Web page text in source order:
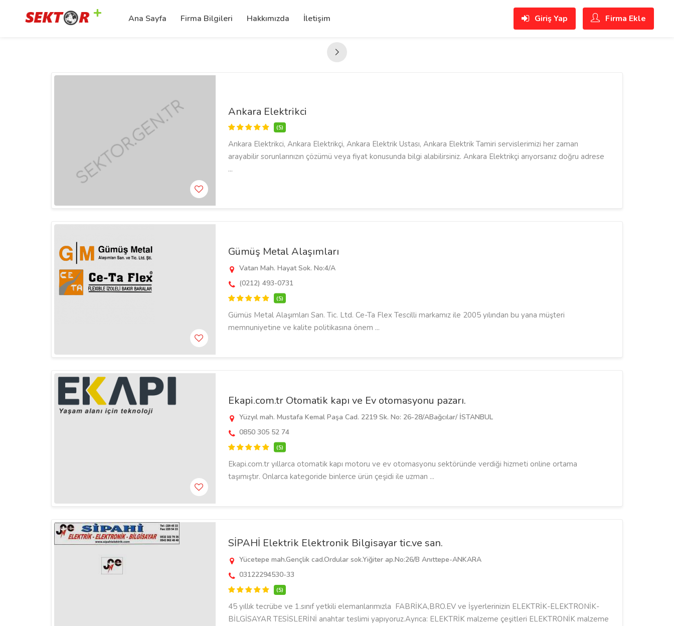
Ana Sayfa Firma Bilgileri Hakkımızda İletişim Giriş Yap Firma Ekle
Ankara Elektrikci
(5)
Ankara Elektrikci, Ankara Elektrikçi, Ankara Elektrik Ustası, Ankara Elektrik Tamiri servislerimizi her zaman
arayabilir sorunlarınızın çözümü veya fiyat konusunda bilgi alabilirsiniz. Ankara Elektrikçi arıyorsanız doğru adrese
...
Gümüş Metal Alaşımları
Vatan Mah. Hayat Sok. No:4/A
(0212) 493-0731
(5)
Gümüs Metal Alaşımları San. Tic. Ltd. Ce-Ta Flex Tescilli markamız ile 2005 yılından bu yana müşteri
memnuniyetine ve kalite politikasına önem ...
Ekapi.com.tr Otomatik kapı ve Ev otomasyonu pazarı.
Yüzyıl mah. Mustafa Kemal Paşa Cad. 2219 Sk. No: 26-28/ABağcılar/ İSTANBUL
0850 305 52 74
(5)
Ekapi.com.tr yıllarca otomatik kapı motoru ve ev otomasyonu sektöründe verdiği hizmeti online ortama
taşımıştır. Onlarca kategoride binlerce ürün çeşidi ile uzman ...
SİPAHİ Elektrik Elektronik Bilgisayar tic.ve san.
Yücetepe mah.Gençlik cad.Ordular sok.Yiğiter ap.No:26/B Anıttepe-ANKARA
03122294530-33
(5)
45 yıllık tecrübe ve 1.sınıf yetkili elemanlarımızla FABRİKA,BRO.EV ve İşyerlerinizin ELEKTRİK-ELEKTRONİK-
BİLGİSAYAR TESİSLERİNİ anahtar teslimi yapıyoruz.Ayrıca: ELEKTRİK malzeme çeşitleri ELEKTRONİK malzeme